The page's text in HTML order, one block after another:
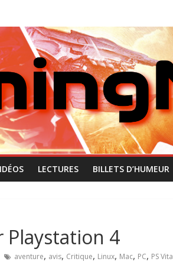
LECTURES BILLETS D’HUMEUR
Playstation 4
aventure, avis, Critique, Linux, Mac, PC, PS Vita